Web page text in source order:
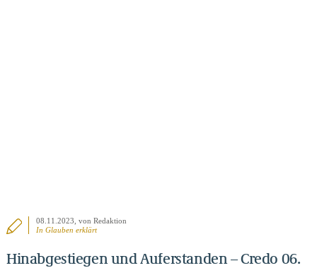
08.11.2023 , von Redaktion
InGlauben erklärt
Hinabgestiegen und Auferstanden – Credo 06.